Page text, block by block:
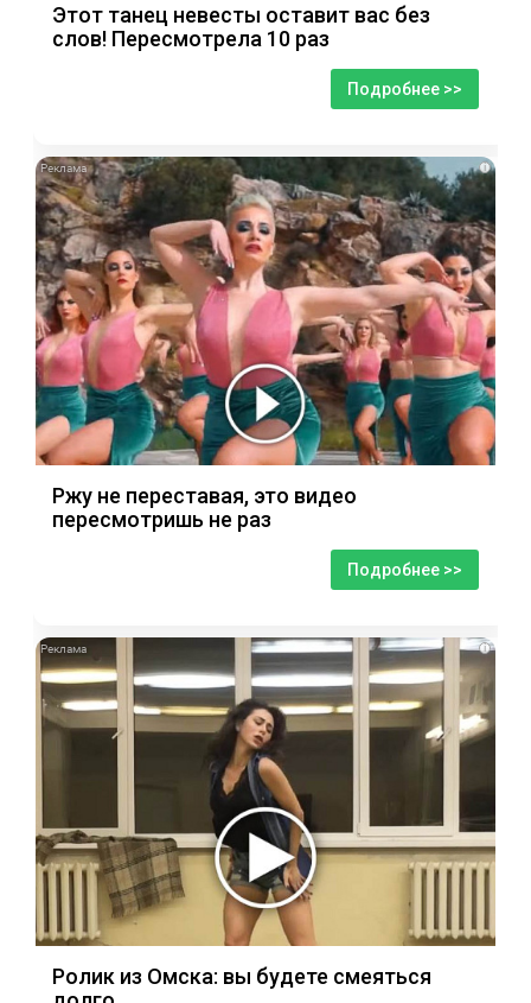
Этот танец невесты оставит вас без
слов! Пересмотрела 10 раз
Подробнее >>
i
Ржу не переставая, это видео
пересмотришь не раз
Подробнее >>
i
Ролик из Омска: вы будете смеяться